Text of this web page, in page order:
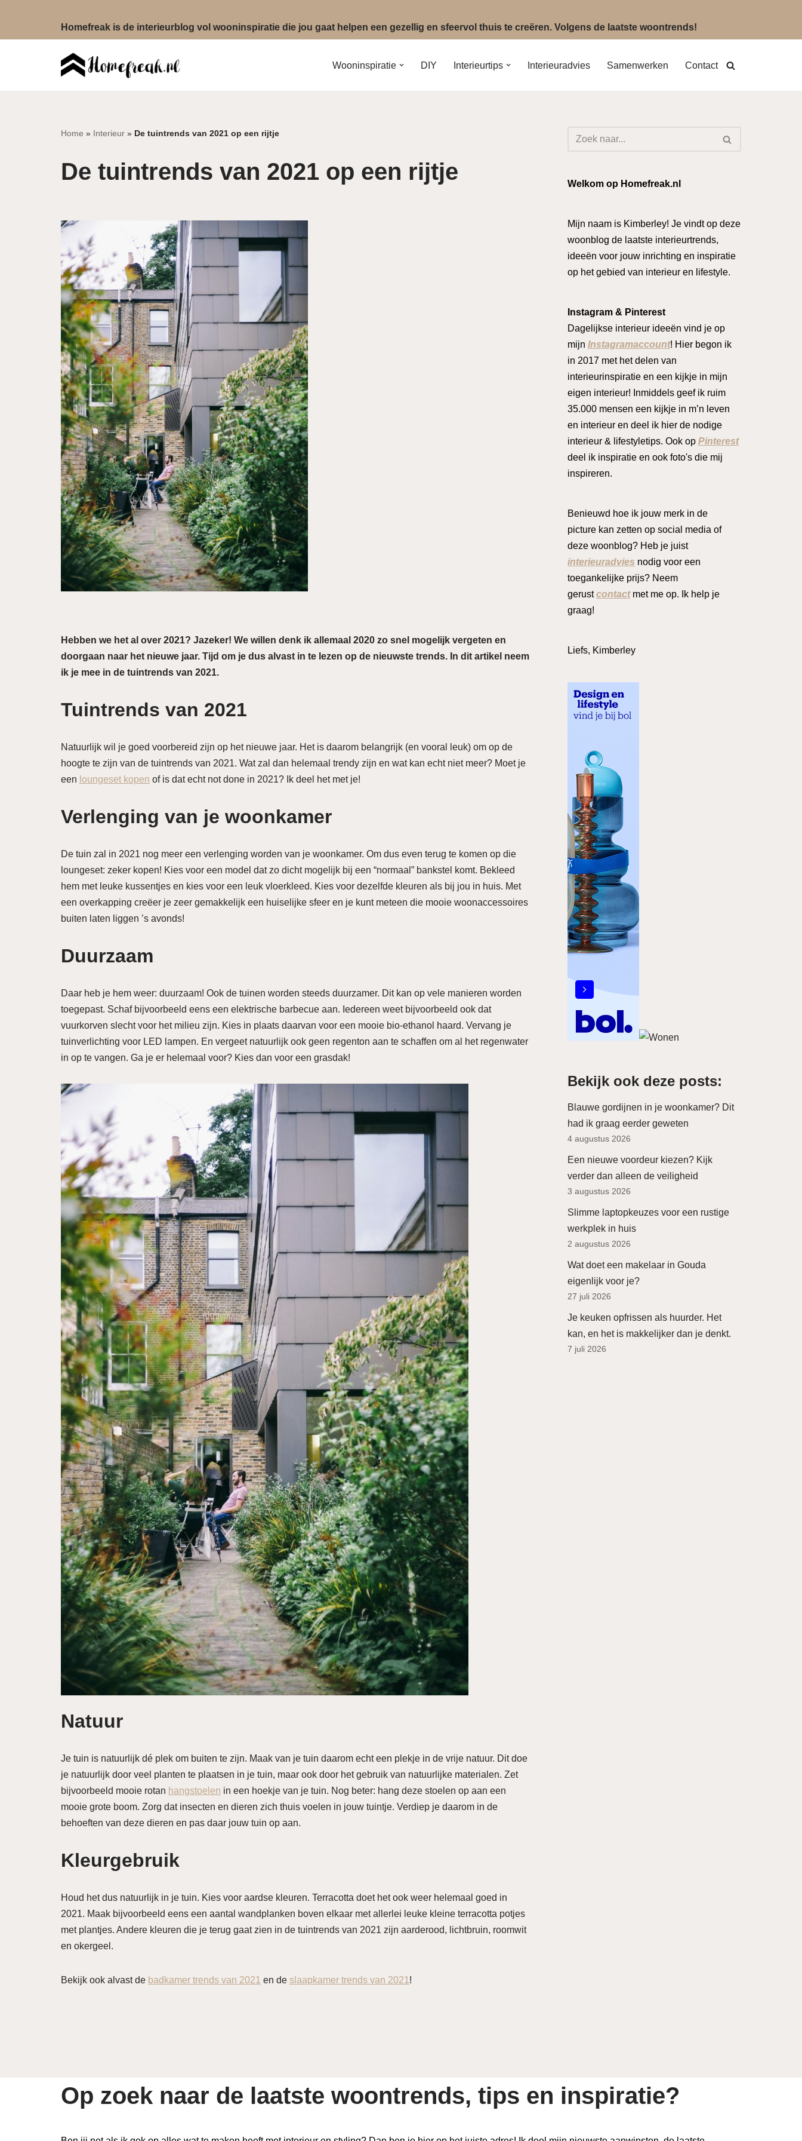
Homefreak is de interieurblog vol wooninspiratie die jou gaat helpen een gezellig en sfeervol thuis te creëren. Volgens de laatste woontrends!
Wooninspiratie DIY Interieurtips Interieuradvies Samenwerken Contact
Home » Interieur » De tuintrends van 2021 op een rijtje
De tuintrends van 2021 op een rijtje
Hebben we het al over 2021? Jazeker! We willen denk ik allemaal 2020 zo snel mogelijk vergeten en
doorgaan naar het nieuwe jaar. Tijd om je dus alvast in te lezen op de nieuwste trends. In dit artikel neem
ik je mee in de tuintrends van 2021.
Tuintrends van 2021
Natuurlijk wil je goed voorbereid zijn op het nieuwe jaar. Het is daarom belangrijk (en vooral leuk) om op de
hoogte te zijn van de tuintrends van 2021. Wat zal dan helemaal trendy zijn en wat kan echt niet meer? Moet je
een loungeset kopen of is dat echt not done in 2021? Ik deel het met je!
Verlenging van je woonkamer
De tuin zal in 2021 nog meer een verlenging worden van je woonkamer. Om dus even terug te komen op die
loungeset: zeker kopen! Kies voor een model dat zo dicht mogelijk bij een “normaal” bankstel komt. Bekleed
hem met leuke kussentjes en kies voor een leuk vloerkleed. Kies voor dezelfde kleuren als bij jou in huis. Met
een overkapping creëer je zeer gemakkelijk een huiselijke sfeer en je kunt meteen die mooie woonaccessoires
buiten laten liggen ’s avonds!
Duurzaam
Daar heb je hem weer: duurzaam! Ook de tuinen worden steeds duurzamer. Dit kan op vele manieren worden
toegepast. Schaf bijvoorbeeld eens een elektrische barbecue aan. Iedereen weet bijvoorbeeld ook dat
vuurkorven slecht voor het milieu zijn. Kies in plaats daarvan voor een mooie bio-ethanol haard. Vervang je
tuinverlichting voor LED lampen. En vergeet natuurlijk ook geen regenton aan te schaffen om al het regenwater
in op te vangen. Ga je er helemaal voor? Kies dan voor een grasdak!
Natuur
Je tuin is natuurlijk dé plek om buiten te zijn. Maak van je tuin daarom echt een plekje in de vrije natuur. Dit doe
je natuurlijk door veel planten te plaatsen in je tuin, maar ook door het gebruik van natuurlijke materialen. Zet
bijvoorbeeld mooie rotan hangstoelen in een hoekje van je tuin. Nog beter: hang deze stoelen op aan een
mooie grote boom. Zorg dat insecten en dieren zich thuis voelen in jouw tuintje. Verdiep je daarom in de
behoeften van deze dieren en pas daar jouw tuin op aan.
Kleurgebruik
Houd het dus natuurlijk in je tuin. Kies voor aardse kleuren. Terracotta doet het ook weer helemaal goed in
2021. Maak bijvoorbeeld eens een aantal wandplanken boven elkaar met allerlei leuke kleine terracotta potjes
met plantjes. Andere kleuren die je terug gaat zien in de tuintrends van 2021 zijn aarderood, lichtbruin, roomwit
en okergeel.
Bekijk ook alvast de badkamer trends van 2021 en de slaapkamer trends van 2021 !
Welkom op Homefreak.nl
Mijn naam is Kimberley! Je vindt op deze
woonblog de laatste interieurtrends,
ideeën voor jouw inrichting en inspiratie
op het gebied van interieur en lifestyle.
Instagram & Pinterest
Dagelijkse interieur ideeën vind je op
mijn Instagramaccount! Hier begon ik
in 2017 met het delen van
interieurinspiratie en een kijkje in mijn
eigen interieur! Inmiddels geef ik ruim
35.000 mensen een kijkje in m’n leven
en interieur en deel ik hier de nodige
interieur & lifestyletips. Ook op Pinterest
deel ik inspiratie en ook foto's die mij
inspireren.
Benieuwd hoe ik jouw merk in de
picture kan zetten op social media of
deze woonblog? Heb je juist
interieuradvies nodig voor een
toegankelijke prijs? Neem
gerustcontactmet me op. Ik help je
graag!
Liefs, Kimberley
Bekijk ook deze posts:
Blauwe gordijnen in je woonkamer? Dit
had ik graag eerder geweten
4 augustus 2026
Een nieuwe voordeur kiezen? Kijk
verder dan alleen de veiligheid
3 augustus 2026
Slimme laptopkeuzes voor een rustige
werkplek in huis
2 augustus 2026
Wat doet een makelaar in Gouda
eigenlijk voor je?
27 juli 2026
Je keuken opfrissen als huurder. Het
kan, en het is makkelijker dan je denkt.
7 juli 2026
Op zoek naar de laatste woontrends, tips en inspiratie?